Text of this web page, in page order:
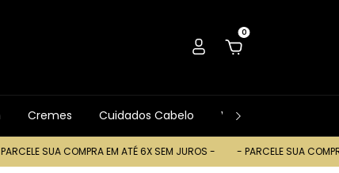
0
Cremes Cuidados Cabelo Ver Tudo
COMPRA EM ATÉ 6X SEM JUROS - - PARCELE SUA COMPRA EM